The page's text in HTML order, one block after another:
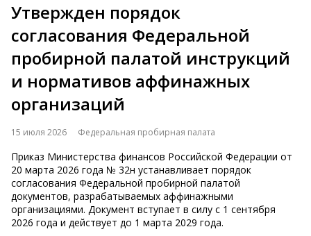
Утвержден порядок
согласования Федеральной
пробирной палатой инструкций
и нормативов аффинажных
организаций
15 июля 2026 Федеральная пробирная палата
Приказ Министерства финансов Российской Федерации от
20 марта 2026 года № 32н устанавливает порядок
согласования Федеральной пробирной палатой
документов, разрабатываемых аффинажными
организациями. Документ вступает в силу с 1 сентября
2026 года и действует до 1 марта 2029 года.